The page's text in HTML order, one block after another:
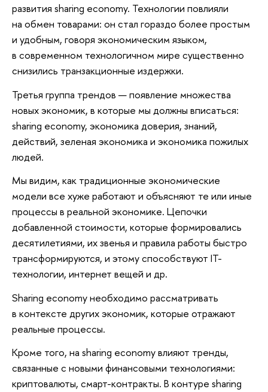
развития sharing economy. Технологии повлияли
на обмен товарами: он стал гораздо более простым
и удобным, говоря экономическим языком,
в современном технологичном мире существенно
снизились транзакционные издержки.
Третья группа трендов — появление множества
новых экономик, в которые мы должны вписаться:
sharing economy, экономика доверия, знаний,
действий, зеленая экономика и экономика пожилых
людей.
Мы видим, как традиционные экономические
модели все хуже работают и объясняют те или иные
процессы в реальной экономике. Цепочки
добавленной стоимости, которые формировались
десятилетиями, их звенья и правила работы быстро
трансформируются, и этому способствуют IT-
технологии, интернет вещей и др.
Sharing economy необходимо рассматривать
в контексте других экономик, которые отражают
реальные процессы.
Кроме того, на sharing economy влияют тренды,
связанные с новыми финансовыми технологиями:
криптовалюты, смарт-контракты. В контуре sharing